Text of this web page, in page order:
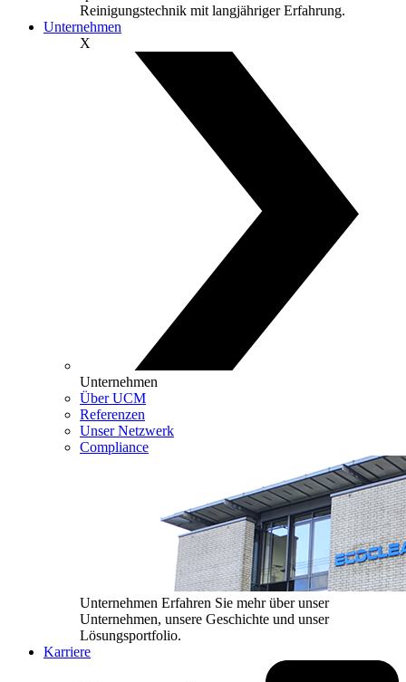
Reinigungstechnik mit langjähriger Erfahrung.
Unternehmen
X
Unternehmen
Über UCM
Referenzen
Unser Netzwerk
Compliance
Unternehmen Erfahren Sie mehr über unser
Unternehmen, unsere Geschichte und unser
Lösungsportfolio.
Karriere